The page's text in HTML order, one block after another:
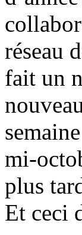
réseau
fait un
mi-
plus
Et ceci